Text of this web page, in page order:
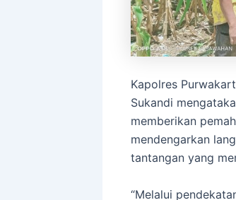
Kapolres
Sukandi
memberikan
mendengarkan
tantangan yang
“Melalui